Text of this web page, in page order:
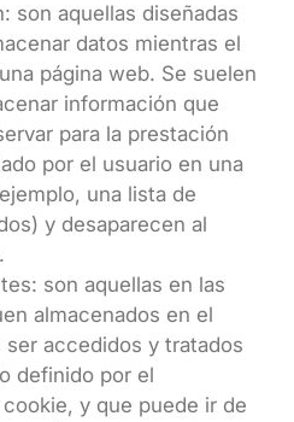
son aquellas diseñadas
datos mientras el
página web. Se suelen
información que
para la prestación
por el usuario en una
una lista de
y desaparecen al
son aquellas en las
almacenados en el
accedidos y tratados
definido por el
y que puede ir de